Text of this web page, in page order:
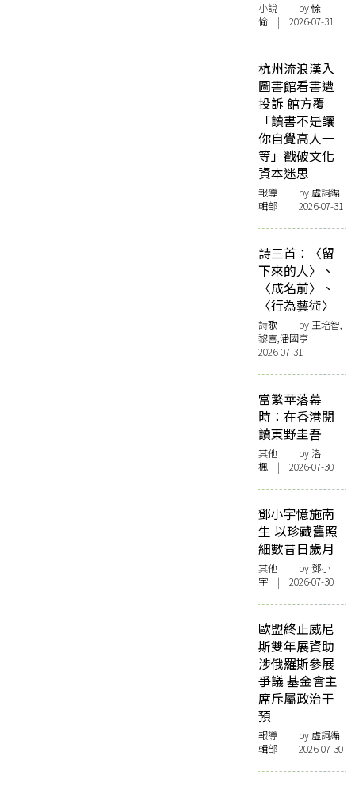
小說 | by 悇
愉 | 2026-07-31
杭州流浪漢入
圖書館看書遭
投訴 館方覆
「讀書不是讓
你自覺高人一
等」戳破文化
資本迷思
報導 | by 虛詞編
輯部 | 2026-07-31
詩三首：〈留
下來的人〉、
〈成名前〉、
〈行為藝術〉
詩歌 | by 王培智,
黎喜,潘國亨 |
2026-07-31
當繁華落幕
時：在香港閱
讀東野圭吾
其他 | by洛
楓 | 2026-07-30
鄧小宇憶施南
生 以珍藏舊照
細數昔日歲月
其他 | by 鄧小
宇 | 2026-07-30
歐盟終止威尼
斯雙年展資助
涉俄羅斯參展
爭議 基金會主
席斥屬政治干
預
報導 | by 虛詞編
輯部 | 2026-07-30